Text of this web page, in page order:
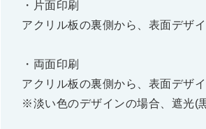
・片面印刷
アクリル板の裏側から、表面デザ
・両面印刷
アクリル板の裏側から、表面デザ
※淡い色のデザインの場合、遮光(